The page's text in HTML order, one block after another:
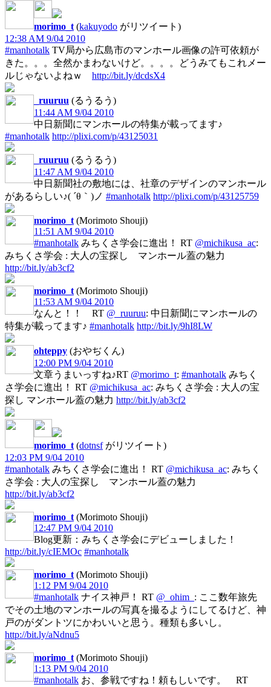
morimo_t (kakuyodo がリツイート)
12:38 AM 9/04 2010
#manhotalk TV局から広島市のマンホール画像の許可依頼が
きた。。。全然かまわないけど。。。。どうみてもこれメー
ルじゃないよねｗ http://bit.ly/dcdsX4
_ruuruu (るうるう)
11:44 AM 9/04 2010
中日新聞にマンホールの特集が載ってます♪
#manhotalk http://plixi.com/p/43125031
_ruuruu (るうるう)
11:47 AM 9/04 2010
中日新聞社の敷地には、社章のデザインのマンホール
があるらしい♪( ´θ｀)ノ #manhotalk http://plixi.com/p/43125759
morimo_t (Morimoto Shouji)
11:51 AM 9/04 2010
#manhotalk みちくさ学会に進出！ RT @michikusa_ac:
みちくさ学会 : 大人の宝探し マンホール蓋の魅力
http://bit.ly/ab3cf2
morimo_t (Morimoto Shouji)
11:53 AM 9/04 2010
なんと！！ RT @_ruuruu: 中日新聞にマンホールの
特集が載ってます♪ #manhotalk http://bit.ly/9hI8LW
ohteppy (おやぢくん)
12:00 PM 9/04 2010
文章うまいっすね♪RT @morimo_t: #manhotalk みちく
さ学会に進出！ RT @michikusa_ac: みちくさ学会 : 大人の宝
探し マンホール蓋の魅力 http://bit.ly/ab3cf2
morimo_t (dotnsfがリツイート)
12:03 PM 9/04 2010
#manhotalk みちくさ学会に進出！ RT @michikusa_ac: みちく
さ学会 : 大人の宝探し マンホール蓋の魅力
http://bit.ly/ab3cf2
morimo_t (Morimoto Shouji)
12:47 PM 9/04 2010
Blog更新：みちくさ学会にデビューしました！
http://bit.ly/cIEMOc #manhotalk
morimo_t (Morimoto Shouji)
1:12 PM 9/04 2010
#manhotalk ナイス神戸！ RT @_ohim_ : ここ数年旅先
でその土地のマンホールの写真を撮るようにしてるけど、神
戸のがダントツにかわいいと思う。種類も多いし。
http://bit.ly/aNdnu5
morimo_t (Morimoto Shouji)
1:13 PM 9/04 2010
#manhotalk お、参戦ですね！頼もしいです。 RT